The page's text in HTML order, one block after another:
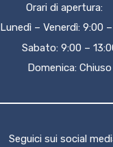
Orari di apertura:
Lunedì – Venerdì: 9:00
Sabato: 9:00 –
Domenica: Chiuso
Seguici sui social